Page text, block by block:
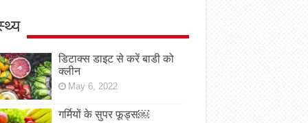
डिटाक्स डाइट से करें बाडी को
क्लीन
May 6, 2022
गर्मियों के सुपर फूड्स￼